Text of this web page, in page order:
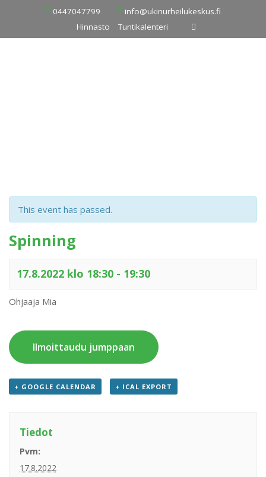
content
0447047799
info@ukinurheilukeskus.fi
Hinnasto
Tuntikalenteri
This event has passed.
Spinning
17.8.2022 klo 18:30 - 19:30
Ohjaaja Mia
Ilmoittaudu jumppaan
+ GOOGLE CALENDAR + ICAL EXPORT
Tiedot
Pvm:
17.8.2022